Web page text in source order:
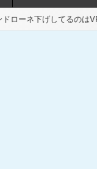
はVPN使ってまでやっ